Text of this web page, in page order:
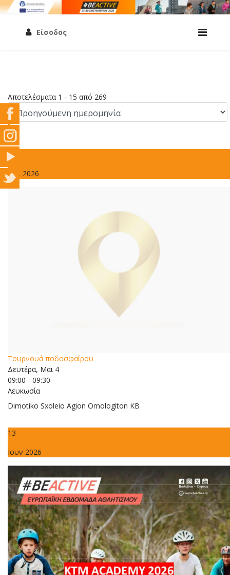
Είσοδος
Αποτελέσματα 1 - 15 από 269
4
Μάι 2026
Τουρνουά ποδοσφαίρου
Δευτέρα, Μάι 4
09:00 - 09:30
Λευκωσία
Dimotiko Sxoleio Agion Omologiton KB
13
Ιουν 2026